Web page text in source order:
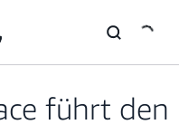
führt den